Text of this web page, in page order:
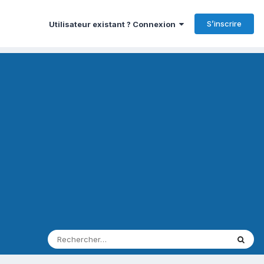
Utilisateur existant ? Connexion S’inscrire